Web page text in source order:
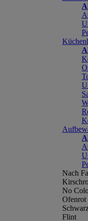
Nach
No
Ofenrot
Flint